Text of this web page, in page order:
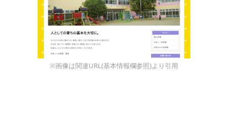
※画像は関連URL(基本情報欄参照)より引用